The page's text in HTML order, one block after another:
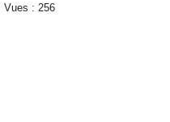
Vues : 256